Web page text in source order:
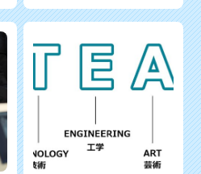
の皆さま、こんにちは。英語×
プログラミング教室「ワンダ